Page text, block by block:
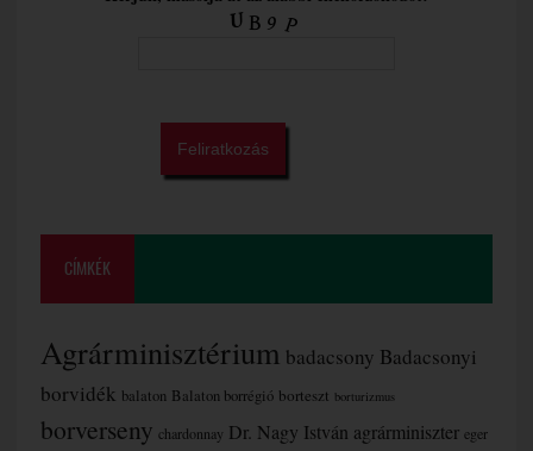
CÍMKÉK
Agrárminisztérium badacsony Badacsonyi
borvidék balaton Balaton borrégió borteszt borturizmus
borverseny chardonnay Dr. Nagy István agrárminiszter eger